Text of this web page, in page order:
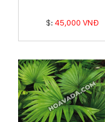
$: 45,000 VNĐ